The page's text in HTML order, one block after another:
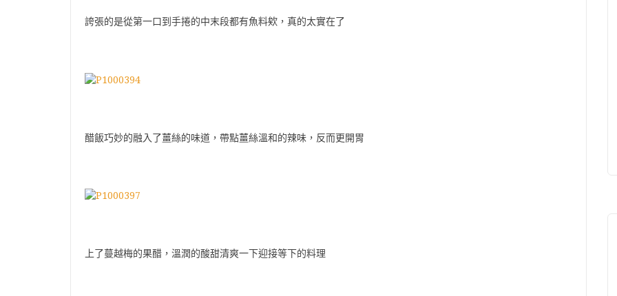
誇張的是從第一口到手捲的中末段都有魚料欸，真的太實在了
醋飯巧妙的融入了薑絲的味道，帶點薑絲溫和的辣味，反而更開胃
上了蔓越梅的果醋，溫潤的酸甜清爽一下迎接等下的料理